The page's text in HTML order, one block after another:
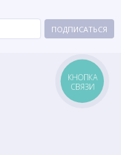
ПОДПИСАТЬСЯ
КНОПКА
СВЯЗИ